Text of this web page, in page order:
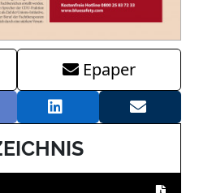
Epaper